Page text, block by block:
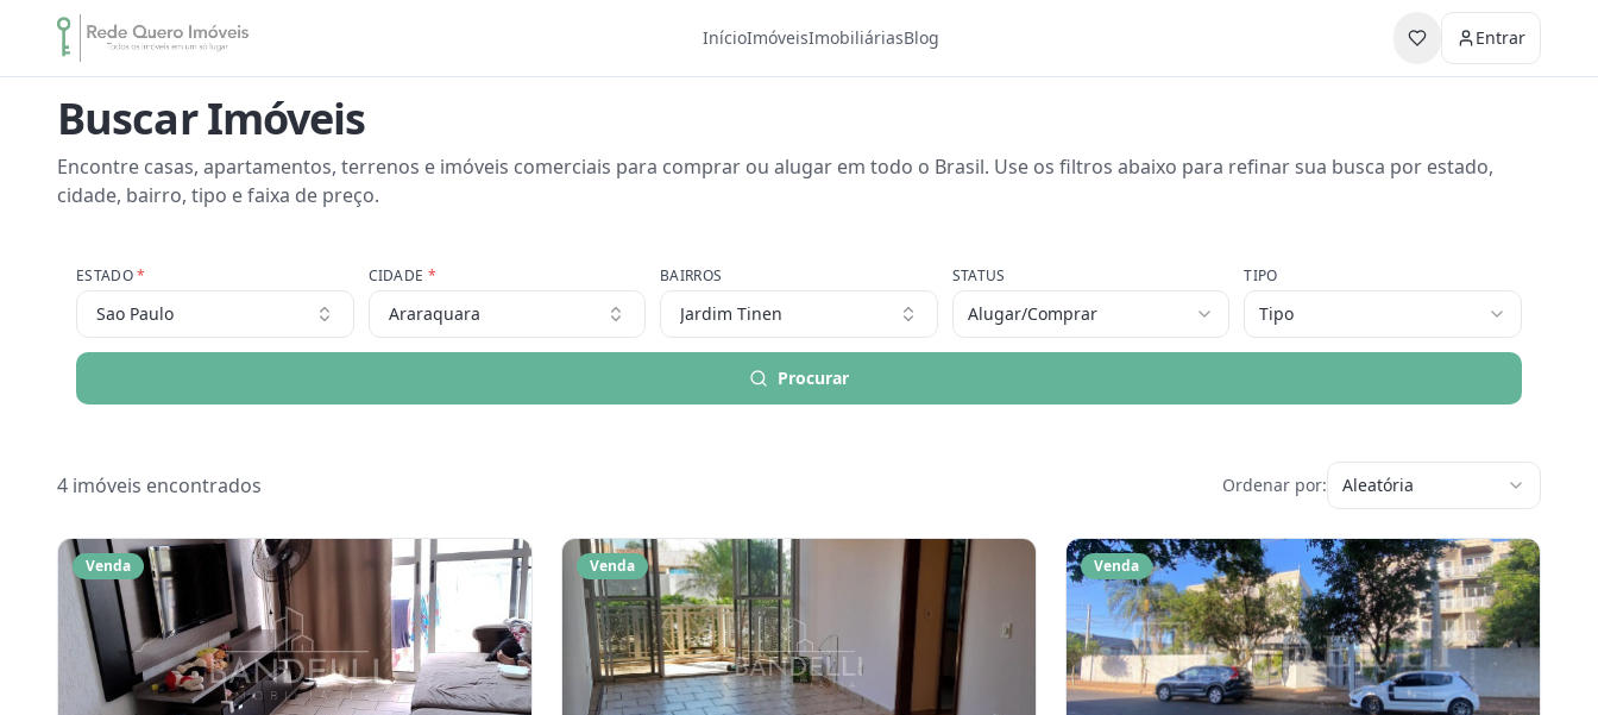
InícioImóveisImobiliáriasBlog Entrar
Buscar Imóveis
Encontre casas, apartamentos, terrenos e imóveis comerciais para comprar ou alugar em todo o Brasil. Use os filtros abaixo para refinar sua busca por estado,
cidade, bairro, tipo e faixa de preço.
ESTADO*
Sao Paulo
CIDADE *
Araraquara
BAIRROS
Jardim Tinen
STATUS
Alugar/Comprar
TIPO
Tipo
Procurar
4 imóveis encontrados Ordenar por: Aleatória
Venda Venda Venda